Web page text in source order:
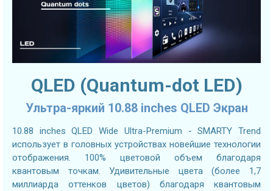
QLED (Quantum-dot LED)
Ультра-яркий 10.88 inches QLED Экран
10.88 inches QLED Wide Ultra-Premium - SMARTY Trend
использует в головных устройствах новейшие технологии
отображения. 100% цветовой объем благодаря
квантовым точкам. Удивительные цвета (более 1,7
миллиарда оттенков цветов) благодаря квантовым